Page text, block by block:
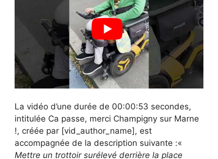
La vidéo d’une durée de 00:00:53 secondes,
intitulée Ca passe, merci Champigny sur Marne
!, créée par [vid_author_name], est
accompagnée de la description suivante :«
Mettre un trottoir surélevé derrière la place